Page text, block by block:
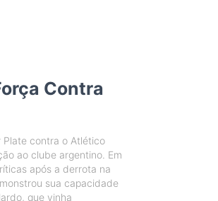
Contra
Plate contra o Atlético
ao clube argentino. Em
após a derrota na
sua capacidade
que vinha